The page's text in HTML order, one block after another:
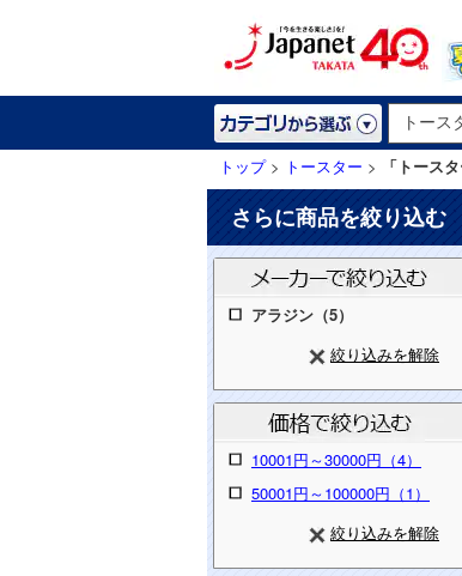
トップ> トースター > 「トース
さらに商品を絞り込む
アラジン（5）
絞り込みを解除
10001円～30000円（4）
50001円～100000円（1）
絞り込みを解除